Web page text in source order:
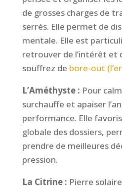
de grosses charges de
serrés. Elle permet de
mentale. Elle est
retrouver de l’intérêt et
souffrez de bore-out
L’Améthyste : Pour
surchauffe et apaiser
performance. Elle
globale des dossiers,
prendre de meilleures
pression.
La Citrine : Pierre